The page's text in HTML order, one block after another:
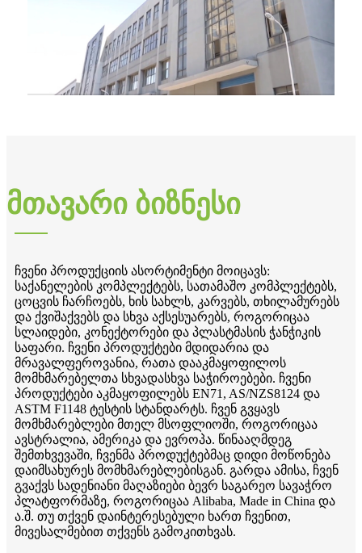
მთავარი ბიზნესი
ჩვენი პროდუქციის ასორტიმენტი მოიცავს:
საქანელების კომპლექტებს, სათამაშო კომპლექტებს,
ცოცვის ჩარჩოებს, ხის სახლს, კარვებს, თხილამურებს
და ქვიშაქვებს და სხვა აქსესუარებს, როგორიცაა
სლაიდები, კონექტორები და პლასტმასის ჭანჭიკის
საფარი. ჩვენი პროდუქტები მდიდარია და
მრავალფეროვანია, რათა დააკმაყოფილოს
მომხმარებელთა სხვადასხვა საჭიროებები. ჩვენი
პროდუქტები აკმაყოფილებს EN71, AS/NZS8124 და
ASTM F1148 ტესტის სტანდარტს. ჩვენ გვყავს
მომხმარებლები მთელ მსოფლიოში, როგორიცაა
ავსტრალია, ამერიკა და ევროპა. წინააღმდეგ
შემთხვევაში, ჩვენმა პროდუქტებმაც დიდი მოწონება
დაიმსახურეს მომხმარებლებისგან. გარდა ამისა, ჩვენ
გვაქვს სადენიანი მაღაზიები ბევრ საგარეო სავაჭრო
პლატფორმაზე, როგორიცაა Alibaba, Made in China და
ა.შ. თუ თქვენ დაინტერესებული ხართ ჩვენით,
მივესალმებით თქვენს გამოკითხვას.